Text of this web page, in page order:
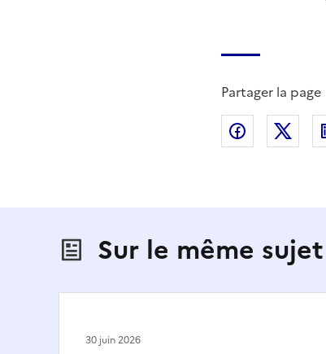
Partager la page
Partager
Sur le même sujet
30 juin 2026